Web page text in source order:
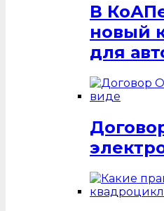
В
новый
для